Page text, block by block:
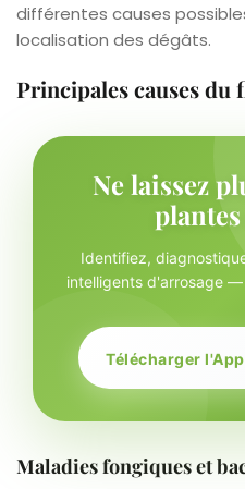
différentes causes
localisation des dégâts.
Principales causes du
Ne laissez
Identifiez,
intelligents d'arrosage —
Télécharger
Maladies fongiques et